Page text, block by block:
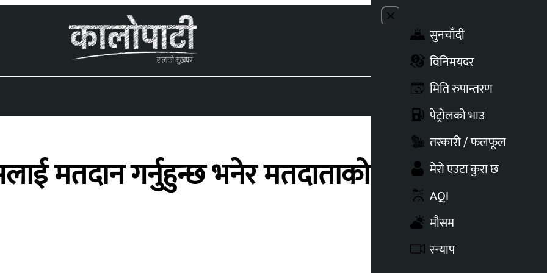
Close menu
सुनचाँदी
विनिमयदर
मिति रुपान्तरण
पेट्रोलको भाउ
तरकारी / फलफूल
मेरो एउटा कुरा छ
AQI
मौसम
स्न्याप
मतदान गर्नुहुन्छ भनेर मतदाताको गोप्यता भङ्ग